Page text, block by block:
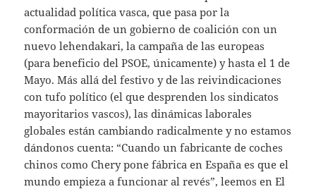
actualidad política vasca, que pasa por la
conformación de un gobierno de coalición con un
nuevo lehendakari, la campaña de las europeas
(para beneficio del PSOE, únicamente) y hasta el 1 de
Mayo. Más allá del festivo y de las reivindicaciones
con tufo político (el que desprenden los sindicatos
mayoritarios vascos), las dinámicas laborales
globales están cambiando radicalmente y no estamos
dándonos cuenta: “Cuando un fabricante de coches
chinos como Chery pone fábrica en España es que el
mundo empieza a funcionar al revés”, leemos en El